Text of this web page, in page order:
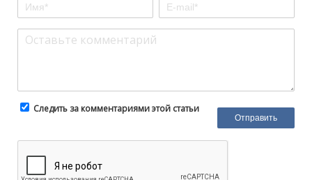
Следить за комментариями этой статьи